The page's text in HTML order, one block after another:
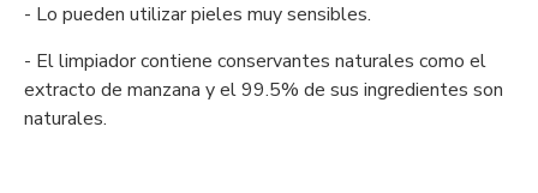
- Lo pueden utilizar pieles muy sensibles.
- El limpiador contiene conservantes naturales como el
extracto de manzana y el 99.5% de sus ingredientes son
naturales.